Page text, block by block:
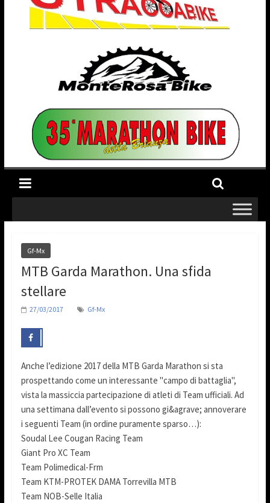
Gf-Mx
MTB Garda Marathon. Una sfida
stellare
27/03/2017 Gf-Mx
Anche l’edizione 2017 della MTB Garda Marathon si sta
prospettando come un interessante "campo di battaglia",
vista la massiccia partecipazione di atleti di Team ufficiali. Ad
una settimana dall’evento si possono gi&agrave; annoverare
i seguenti Team (in ordine puramente sparso…):
Soudal Lee Cougan Racing Team
Giant Pro XC Team
Team Polimedical-Frm
Team KTM-PROTEK DAMA Torrevilla MTB
Team NOB-Selle Italia